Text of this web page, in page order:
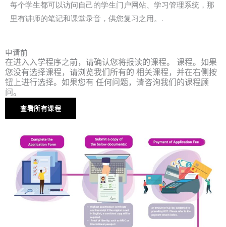
每个学生都可以访问自己的学生门户网站、学习管理系统，那
里有讲师的笔记和课堂录音，供您复习之用。.
申请前
在进入入学程序之前，请确认您将报读的课程。 课程。如果
您没有选择课程，请浏览我们所有的 相关课程，并在右侧按
钮上进行选择。如果您有 任何问题，请咨询我们的课程顾
问。
查看所有课程